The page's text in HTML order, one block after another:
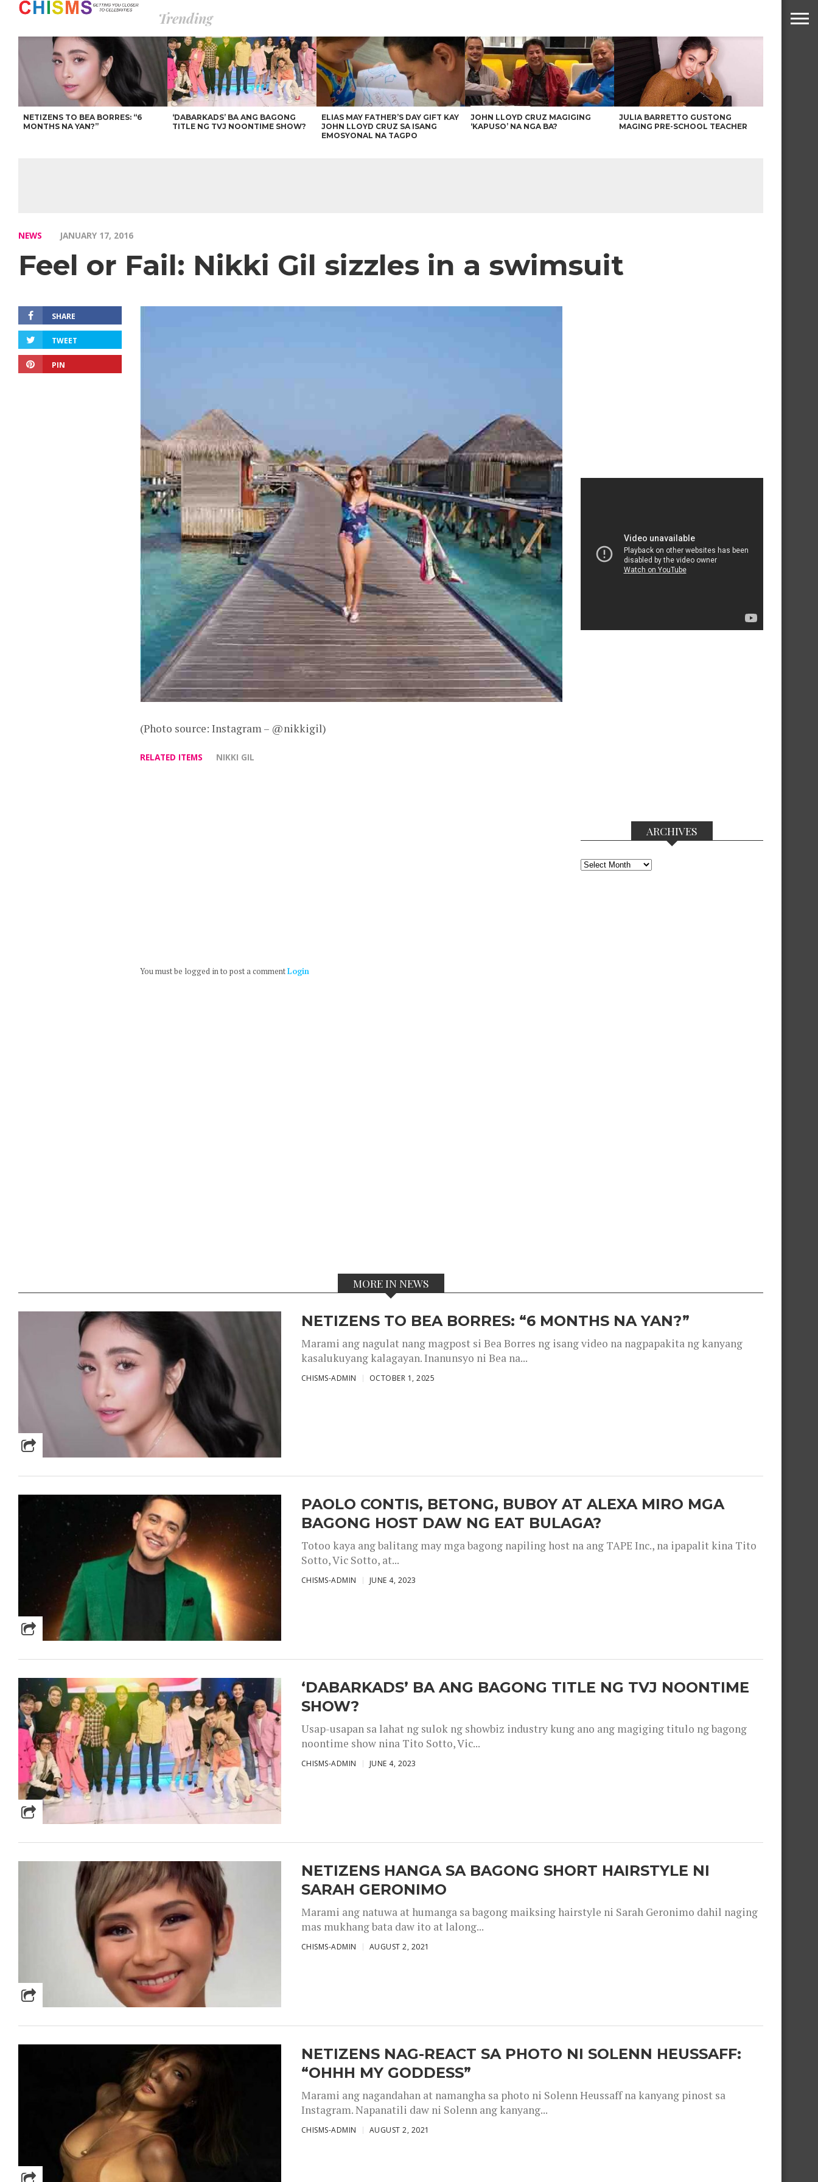
Trending
NETIZENS TO BEA BORRES: “6
MONTHS NA YAN?”
‘DABARKADS’ BA ANG BAGONG
TITLE NG TVJ NOONTIME SHOW?
ELIAS MAY FATHER’S DAY GIFT KAY
JOHN LLOYD CRUZ SA ISANG
EMOSYONAL NA TAGPO
JOHN LLOYD CRUZ MAGIGING
‘KAPUSO’ NA NGA BA?
JULIA BARRETTO GUSTONG
MAGING PRE-SCHOOL TEACHER
NEWS JANUARY 17, 2016
Feel or Fail: Nikki Gil sizzles in a swimsuit
SHARE
TWEET
PIN
(Photo source: Instagram – @nikkigil)
RELATED ITEMS NIKKI GIL
You must be logged in to post a commentLogin
ARCHIVES
Archives
MORE IN NEWS
NETIZENS TO BEA BORRES: “6 MONTHS NA YAN?”
Marami ang nagulat nang magpost si Bea Borres ng isang video na nagpapakita ng kanyang
kasalukuyang kalagayan. Inanunsyo ni Bea na...
CHISMS-ADMIN OCTOBER 1, 2025
PAOLO CONTIS, BETONG, BUBOY AT ALEXA MIRO MGA
BAGONG HOST DAW NG EAT BULAGA?
Totoo kaya ang balitang may mga bagong napiling host na ang TAPE Inc., na ipapalit kina Tito
Sotto, Vic Sotto, at...
CHISMS-ADMIN JUNE 4, 2023
‘DABARKADS’ BA ANG BAGONG TITLE NG TVJ NOONTIME
SHOW?
Usap-usapan sa lahat ng sulok ng showbiz industry kung ano ang magiging titulo ng bagong
noontime show nina Tito Sotto, Vic...
CHISMS-ADMIN JUNE 4, 2023
NETIZENS HANGA SA BAGONG SHORT HAIRSTYLE NI
SARAH GERONIMO
Marami ang natuwa at humanga sa bagong maiksing hairstyle ni Sarah Geronimo dahil naging
mas mukhang bata daw ito at lalong...
CHISMS-ADMIN AUGUST 2, 2021
NETIZENS NAG-REACT SA PHOTO NI SOLENN HEUSSAFF:
“OHHH MY GODDESS”
Marami ang nagandahan at namangha sa photo ni Solenn Heussaff na kanyang pinost sa
Instagram. Napanatili daw ni Solenn ang kanyang...
CHISMS-ADMIN AUGUST 2, 2021